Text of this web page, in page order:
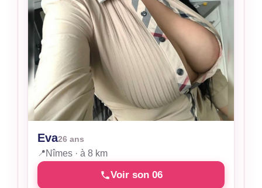
Eva26 ans
📍Nîmes · à 8 km
Voir son 06